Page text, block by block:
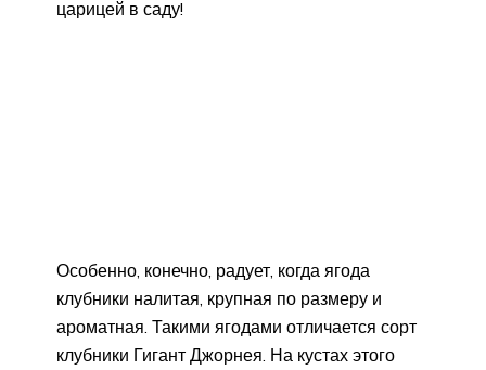
царицей в саду!
Особенно, конечно, радует, когда ягода
клубники налитая, крупная по размеру и
ароматная. Такими ягодами отличается сорт
клубники Гигант Джорнея. На кустах этого